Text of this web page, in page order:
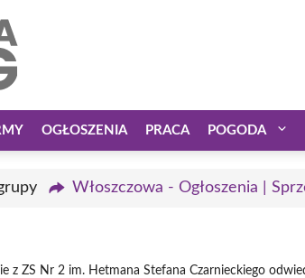
OGŁOSZENIA PRACA POGODA
Włoszczowa - Ogłoszenia |
z ZS Nr 2 im. Hetmana Stefana Czarnieckiego